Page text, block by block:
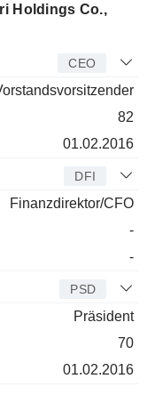
Holdings Co.,
CEO
82
01.02.2016
DFI
Finanzdirektor/CFO
-
-
PSD
Präsident
70
01.02.2016